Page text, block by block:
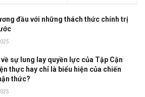
đầu với những thách thức chính trị
sự lung lay quyền lực của Tập Cận
thực hay chỉ là biểu hiện của chiến
thức?